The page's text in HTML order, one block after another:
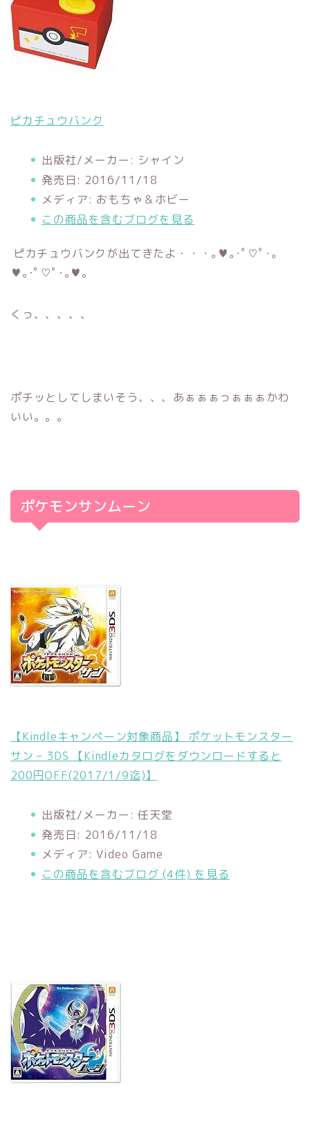
ピカチュウバンク
出版社/メーカー: シャイン
発売日: 2016/11/18
メディア: おもちゃ＆ホビー
この商品を含むブログを見る
ピカチュウバンクが出てきたよ・・・｡♥｡･ﾟ♡ﾟ･｡
♥｡･ﾟ♡ﾟ･｡♥｡
くっ、、、、、
ポチッとしてしまいそう、、、あぁぁぁっぁぁぁかわ
いい。。。
ポケモンサンムーン
【Kindleキャンペーン対象商品】 ポケットモンスター
サン – 3DS 【Kindleカタログをダウンロードすると
200円OFF(2017/1/9迄)】
出版社/メーカー: 任天堂
発売日: 2016/11/18
メディア: Video Game
この商品を含むブログ (4件) を見る